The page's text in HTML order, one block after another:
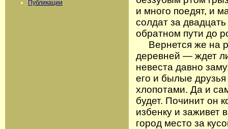
Публикации
и много поедят, и
солдат за
обратном пути до
Вернется же на
деревней — ждет
невеста давно
его и былые
хлопотами. Да и
будет. Починит он
избенку и заживет
город место за